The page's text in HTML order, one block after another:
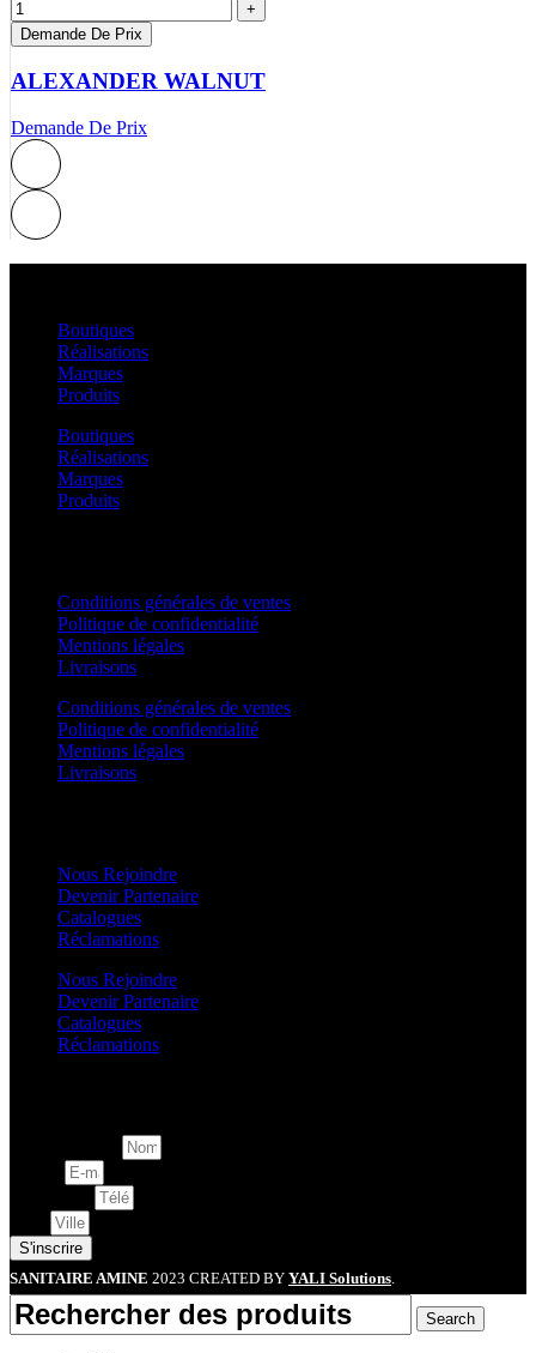
Demande De Prix
ALEXANDER WALNUT
Demande De Prix
Boutiques
Réalisations
Marques
Produits
Boutiques
Réalisations
Marques
Produits
Conditions générales de ventes
Politique de confidentialité
Mentions légales
Livraisons
Conditions générales de ventes
Politique de confidentialité
Mentions légales
Livraisons
Nous Rejoindre
Devenir Partenaire
Catalogues
Réclamations
Nous Rejoindre
Devenir Partenaire
Catalogues
Réclamations
S'inscrire
SANITAIRE AMINE 2023 CREATED BY YALI Solutions.
Search